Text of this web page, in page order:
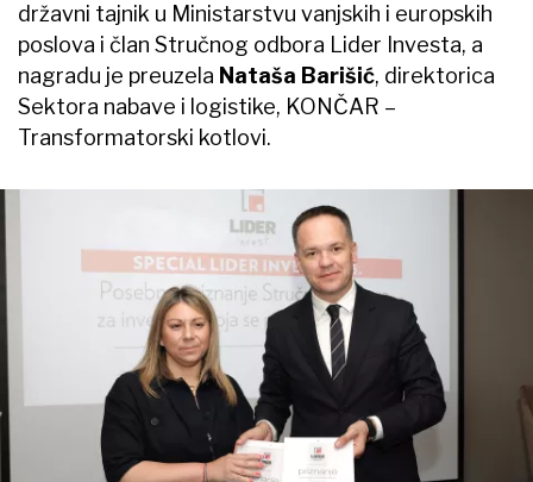
državni tajnik u Ministarstvu vanjskih i europskih
poslova i član Stručnog odbora Lider Investa, a
nagradu je preuzela Nataša Barišić, direktorica
Sektora nabave i logistike, KONČAR –
Transformatorski kotlovi.